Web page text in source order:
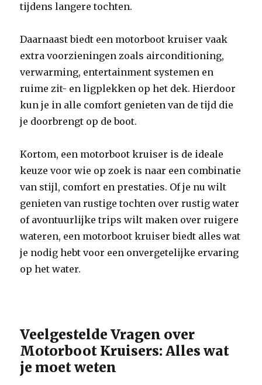
tijdens langere tochten.
Daarnaast biedt een motorboot kruiser vaak
extra voorzieningen zoals airconditioning,
verwarming, entertainment systemen en
ruime zit- en ligplekken op het dek. Hierdoor
kun je in alle comfort genieten van de tijd die
je doorbrengt op de boot.
Kortom, een motorboot kruiser is de ideale
keuze voor wie op zoek is naar een combinatie
van stijl, comfort en prestaties. Of je nu wilt
genieten van rustige tochten over rustig water
of avontuurlijke trips wilt maken over ruigere
wateren, een motorboot kruiser biedt alles wat
je nodig hebt voor een onvergetelijke ervaring
op het water.
Veelgestelde Vragen over
Motorboot Kruisers: Alles wat
je moet weten